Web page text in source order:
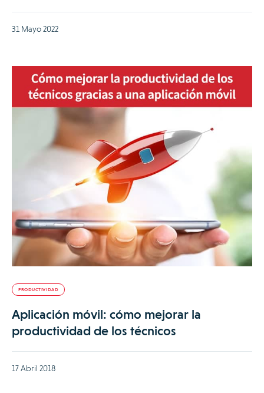
31 Mayo 2022
PRODUCTIVIDAD
Aplicación móvil: cómo mejorar la
productividad de los técnicos
17 Abril 2018